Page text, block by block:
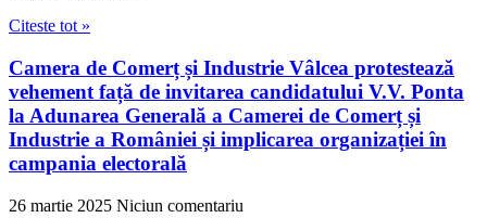
Citeste tot »
Camera de Comerț și Industrie Vâlcea protestează
vehement față de invitarea candidatului V.V. Ponta
la Adunarea Generală a Camerei de Comerț și
Industrie a României și implicarea organizației în
campania electorală
26 martie 2025 Niciun comentariu